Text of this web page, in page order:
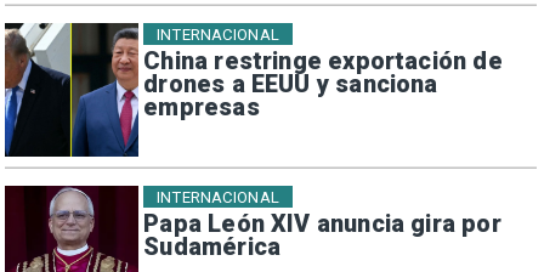
China restringe exportación de
drones a EEUU y sanciona
empresas
INTERNACIONAL
Papa León XIV anuncia gira por
Sudamérica
INTERNACIONAL